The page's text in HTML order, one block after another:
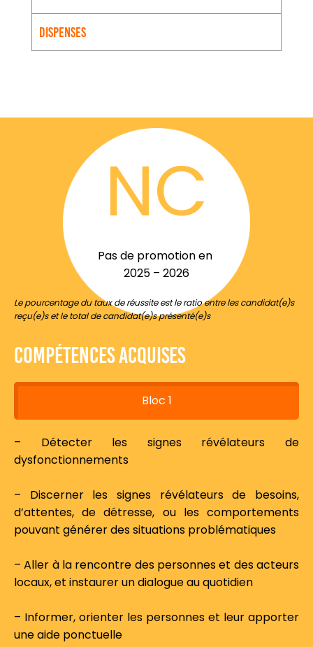
Dispenses
NC
Pas de promotion en
2025 – 2026
Le pourcentage du taux de réussite est le ratio entre les candidat(e)s
reçu(e)s et le total de candidat(e)s présenté(e)s
Compétences acquises
Bloc 1
– Détecter les signes révélateurs de
dysfonctionnements
– Discerner les signes révélateurs de besoins,
d’attentes, de détresse, ou les comportements
pouvant générer des situations problématiques
– Aller à la rencontre des personnes et des acteurs
locaux, et instaurer un dialogue au quotidien
– Informer, orienter les personnes et leur apporter
une aide ponctuelle